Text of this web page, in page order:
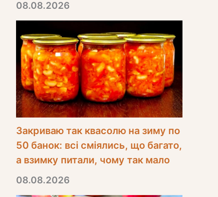
08.08.2026
Закриваю так квасолю на зиму по
50 банок: всі сміялись, що багато,
а взимку питали, чому так мало
08.08.2026